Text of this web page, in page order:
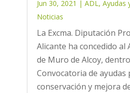
Jun 30, 2021 | ADL, Ayudas
Noticias
La Excma. Diputación
Alicante ha concedido al
de Muro de Alcoy,
Convocatoria de ayudas
conservación y mejora